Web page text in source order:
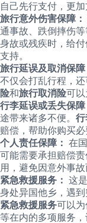
自己先行支付，更加
旅行意外伤害保障：
通事故、跌倒摔伤等
身故或残疾时，给
支持。
旅行延误及取消保障
不仅会打乱行程，还
险和旅行取消险可以
行李延误或丢失保障
途带来诸多不便。 行
赔偿，帮助你购买必
个人责任保障： 在
可能需要承担赔偿责
用，避免因意外事故
紧急救援服务： 这
身处异国他乡，遇
紧急救援服务可以
等在内的多项服务